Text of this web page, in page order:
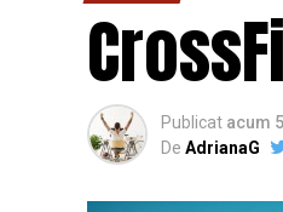
Publicat acum
De AdrianaG